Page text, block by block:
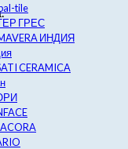
tile
ГРЕС
ИНДИЯ
CERAMICA